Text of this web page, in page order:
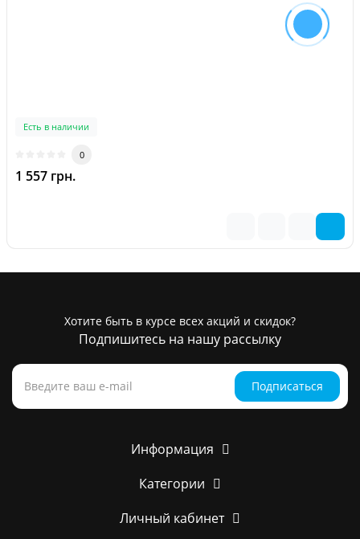
Есть в наличии
0
1 557 грн.
Хотите быть в курсе всех акций и скидок?
Подпишитесь на нашу рассылку
Подписаться
Информация
Категории
Личный кабинет